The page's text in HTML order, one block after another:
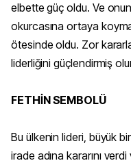
elbette güç oldu. Ve
okurcasına ortaya
ötesinde oldu. Zor
liderliğini güçlendirmiş
FETHİN SEMBOLÜ
Bu ülkenin lideri, büyük
irade adına kararını